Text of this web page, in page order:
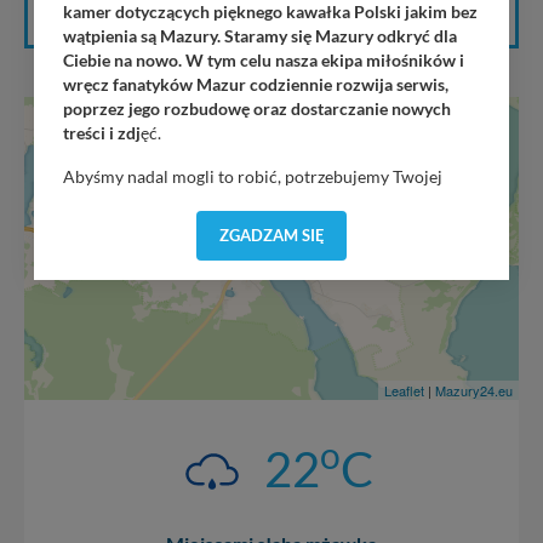
+
Leaflet | Mazury24.eu
22oC
kamer dotyczących pięknego kawałka Polski jakim bez
wątpienia są Mazury. Staramy się Mazury odkryć dla
Ciebie na nowo. W tym celu nasza ekipa miłośników i
wręcz fanatyków Mazur codziennie rozwija serwis,
poprzez jego rozbudowę oraz dostarczanie nowych
treści i zdjęć.
Abyśmy nadal mogli to robić, potrzebujemy Twojej
dostosować do Twoich preferencji. Twoje dane (w tym
pliki cookies) będą zapisywane w celu usprawnienia
wyszukania, ulubione miejsca, logowania, itp).
Bezpieczeństwo Twoich danych jest dla nas
priorytetowe, bez poinformowania Ciebie nie będziemy
zmieniać zakresu naszych uprawnień. Twoje dane są u
nas bezpieczne, jeśli masz wątpliwości co do naszych
Klikając znak X lub przycisk PRZEJDŹ DO SERWISU
wyrażasz zgodę na przetwarzanie Twoich danych.
Nasz serwis nie wykorzystuje oraz nie udostępnia
ZGADZAM SIĘ